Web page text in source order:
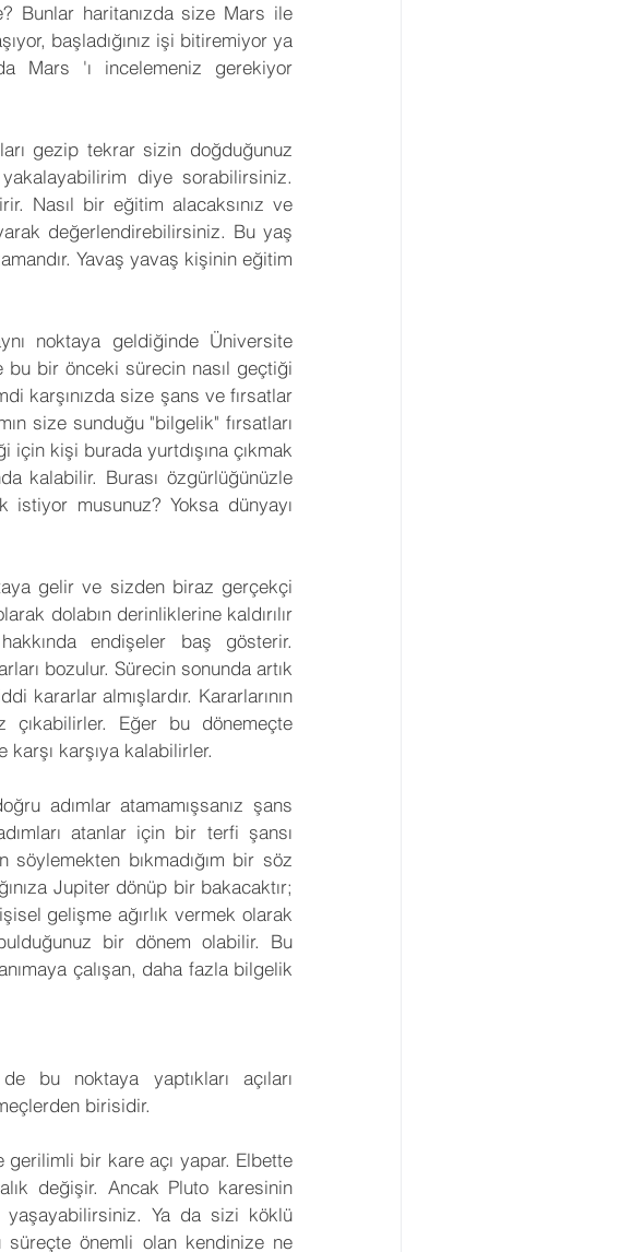
Bunlar haritanızda size Mars ile
başladığınız işi bitiremiyor ya
Mars 'ı incelemeniz gerekiyor
gezip tekrar sizin doğduğunuz
diye sorabilirsiniz.
Nasıl bir eğitim alacaksınız ve
değerlendirebilirsiniz. Bu yaş
Yavaş yavaş kişinin eğitim
noktaya geldiğinde Üniversite
bu bir önceki sürecin nasıl geçtiği
karşınızda size şans ve fırsatlar
size sunduğu "bilgelik" fırsatları
için kişi burada yurtdışına çıkmak
kalabilir. Burası özgürlüğünüzle
musunuz? Yoksa dünyayı
gelir ve sizden biraz gerçekçi
dolabın derinliklerine kaldırılır
endişeler baş gösterir.
bozulur. Sürecin sonunda artık
kararlar almışlardır. Kararlarının
çıkabilirler. Eğer bu dönemeçte
karşıya kalabilirler.
adımlar atamamışsanız şans
atanlar için bir terfi şansı
bıkmadığım bir söz
Jupiter dönüp bir bakacaktır;
gelişme ağırlık vermek olarak
bir dönem olabilir. Bu
çalışan, daha fazla bilgelik
bu noktaya yaptıkları açıları
birisidir.
gerilimli bir kare açı yapar. Elbette
değişir. Ancak Pluto karesinin
yaşayabilirsiniz. Ya da sizi köklü
süreçte önemli olan kendinize ne